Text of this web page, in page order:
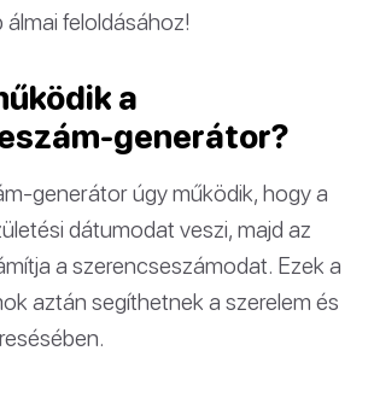
álmai feloldásához!
a
generátor?
generátor úgy működik, hogy a
dátumodat veszi, majd az
a szerencseszámodat. Ezek a
aztán segíthetnek a szerelem és